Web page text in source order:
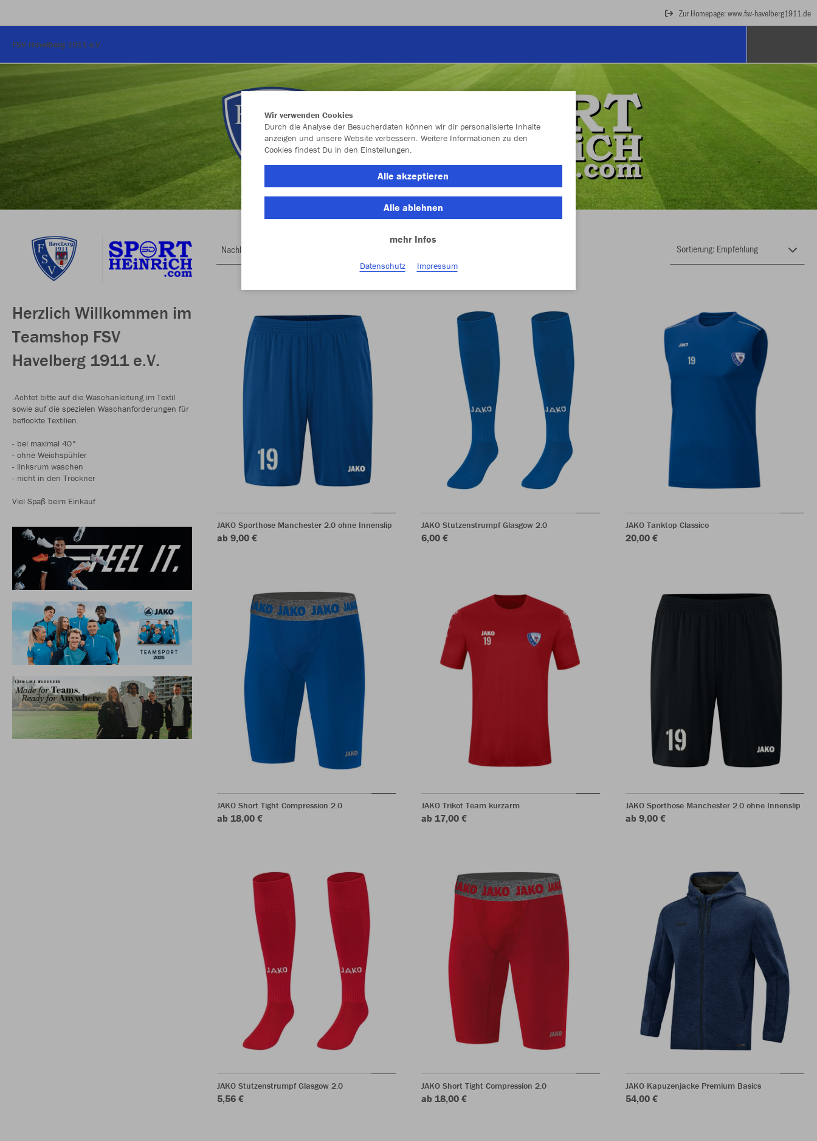
Zur Homepage: www.fsv-havelberg1911.de
FSV Havelberg 1911 e.V.
Herzlich Willkommen im
Teamshop FSV
Havelberg 1911 e.V.
.Achtet bitte auf die Waschanleitung im Textil
sowie auf die spezielen Waschanforderungen für
beflockte Textilien.
- bei maximal 40°
- ohne Weichspühler
- linksrum waschen
- nicht in den Trockner
Viel Spaß beim Einkauf
Nachhaltig
JAKO Sporthose Manchester 2.0 ohne Innenslip
ab 9,00 €
JAKO Stutzenstrumpf Glasgow 2.0
6,00 €
JAKO Tanktop Classico
20,00 €
JAKO Short Tight Compression 2.0
ab 18,00 €
JAKO Trikot Team kurzarm
ab 17,00 €
JAKO Sporthose Manchester 2.0 ohne Innenslip
ab 9,00 €
JAKO Stutzenstrumpf Glasgow 2.0
5,56 €
JAKO Short Tight Compression 2.0
ab 18,00 €
JAKO Kapuzenjacke Premium Basics
54,00 €
Wir verwenden Cookies
Durch die Analyse der Besucherdaten können wir dir personalisierte Inhalte
anzeigen und unsere Website verbessern. Weitere Informationen zu den
Cookies findest Du in den Einstellungen.
Alle akzeptieren
Alle ablehnen
mehr Infos
Datenschutz Impressum